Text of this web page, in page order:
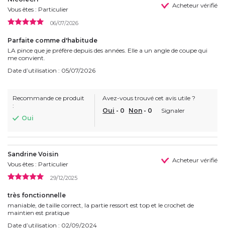
Vous êtes : Particulier
Acheteur vérifié
06/07/2026
Parfaite comme d'habitude
LA pince que je préfère depuis des années. Elle a un angle de coupe qui
me convient.
Date d’utilisation : 05/07/2026
Recommande ce produit
:
Oui
Avez-vous trouvé cet avis utile ?
Oui - 0 Non - 0 Signaler
Sandrine Voisin
Vous êtes : Particulier
Acheteur vérifié
29/12/2025
très fonctionnelle
maniable, de taille correct, la partie ressort est top et le crochet de
maintien est pratique
Date d’utilisation : 02/09/2024